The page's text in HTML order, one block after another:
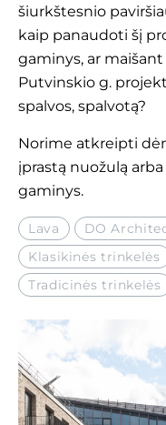
šiurkštesnio
kaip panaudoti šį
gaminys, ar
Putvinskio g.
spalvos, spalvotą?
Norime atkreipti
įprastą nuožulą
gaminys.
Lava DO
Klasikinės trinkelės
Tradicinės trinkelės